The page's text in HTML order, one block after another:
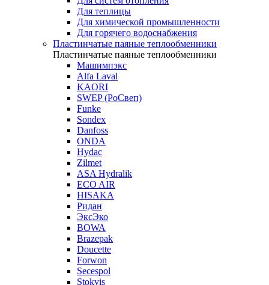
Для теплицы
Для химической промышленности
Для горячего водоснабжения
Пластинчатые паяные теплообменники
Пластинчатые паяные теплообменники
Машимпэкс
Alfa Laval
KAORI
SWEP (РоСвеп)
Funke
Sondex
Danfoss
ONDA
Hydac
Zilmet
ASA Hydralik
ECO AIR
HISAKA
Ридан
ЭксЭко
BOWA
Brazepak
Doucette
Forwon
Secespol
Stokvis